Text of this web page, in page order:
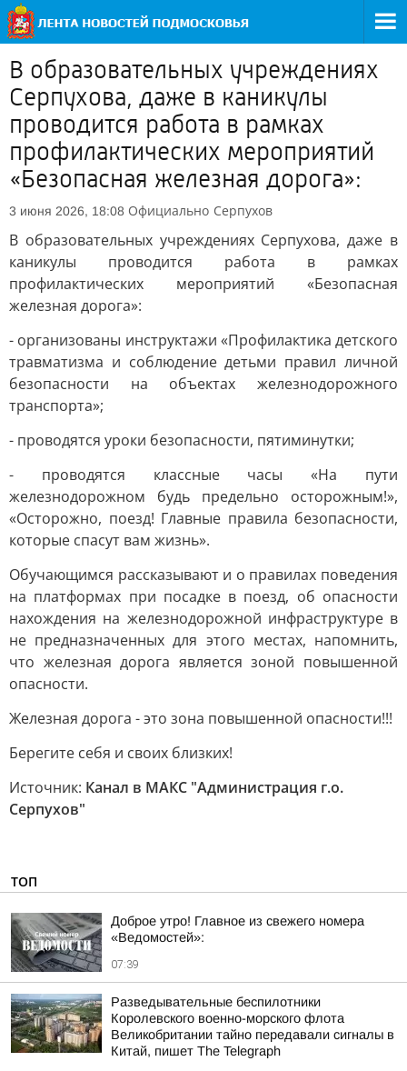
В образовательных учреждениях
Серпухова, даже в каникулы
проводится работа в рамках
профилактических мероприятий
«Безопасная железная дорога»:
3 июня 2026, 18:08 Официально Серпухов
В образовательных учреждениях Серпухова, даже в
каникулы проводится работа в рамках
профилактических мероприятий «Безопасная
железная дорога»:
- организованы инструктажи «Профилактика детского
травматизма и соблюдение детьми правил личной
безопасности на объектах железнодорожного
транспорта»;
- проводятся уроки безопасности, пятиминутки;
- проводятся классные часы «На пути
железнодорожном будь предельно осторожным!»,
«Осторожно, поезд! Главные правила безопасности,
которые спасут вам жизнь».
Обучающимся рассказывают и о правилах поведения
на платформах при посадке в поезд, об опасности
нахождения на железнодорожной инфраструктуре в
не предназначенных для этого местах, напомнить,
что железная дорога является зоной повышенной
опасности.
Железная дорога - это зона повышенной опасности!!!
Берегите себя и своих близких!
Источник: Канал в МАКС "Администрация г.о.
Серпухов"
ТОП
Доброе утро! Главное из свежего номера
«Ведомостей»:
07:39
Разведывательные беспилотники
Королевского военно-морского флота
Великобритании тайно передавали сигналы в
Китай, пишет The Telegraph